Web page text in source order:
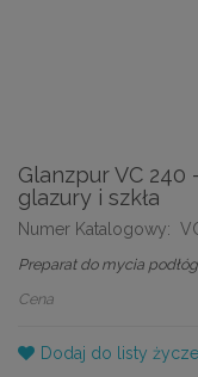
Glanzpur VC
glazury i szkła
Numer Katalogowy:
Preparat do mycia
Cena
Dodaj do listy